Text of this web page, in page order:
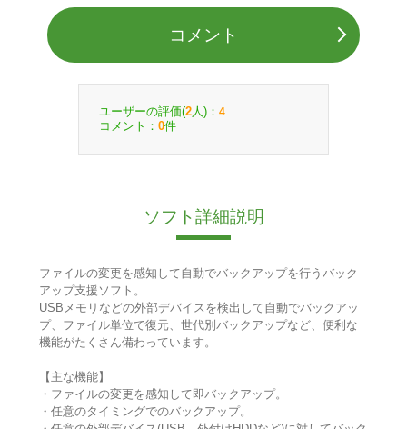
コメント
ユーザーの評価(2 人)： 4
コメント： 0件
ソフト詳細説明
ファイルの変更を感知して自動でバックアップを行うバック
アップ支援ソフト。
USBメモリなどの外部デバイスを検出して自動でバックアッ
プ、ファイル単位で復元、世代別バックアップなど、便利な
機能がたくさん備わっています。
【主な機能】
・ファイルの変更を感知して即バックアップ。
・任意のタイミングでのバックアップ。